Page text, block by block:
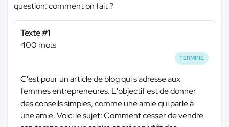
question: comment on fait ?
Texte #1
400 mots
TERMINÉ
C'est pour un article de blog qui s'adresse aux
femmes entrepreneures. L'objectif est de donner
des conseils simples, comme une amie qui parle à
une amie. Voici le sujet: Comment cesser de vendre